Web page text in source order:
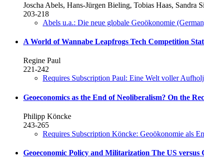
Joscha Abels, Hans-Jürgen Bieling, Tobias Haas, Sandra
203-218
Abels u.a.: Die neue globale Geoökonomie
A World of Wannabe Leapfrogs Tech Competition
Regine Paul
221-242
Requires Subscription Paul: Eine Welt voller
Geoeconomics as the End of Neoliberalism? On the
Philipp Köncke
243-265
Requires Subscription Köncke: Geoökonomie als
Geoeconomic Policy and Militarization The US versus